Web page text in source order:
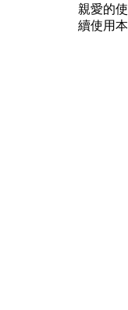
親愛的
續使用